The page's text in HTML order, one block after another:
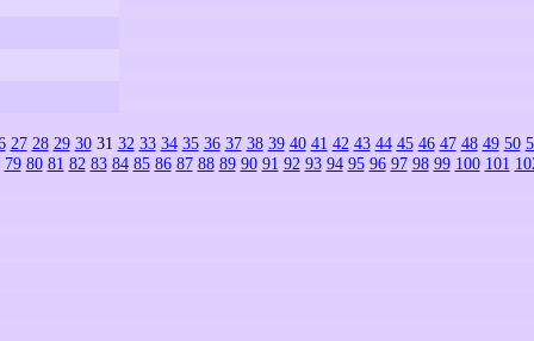
27 28 29 3031 32 33 34 35 36 37 38 39 40 41 42 43 44 45 46 47 48 49 50
79 80 81 82 83 84 85 86 87 88 89 90 91 92 93 94 95 96 97 98 99 100 101